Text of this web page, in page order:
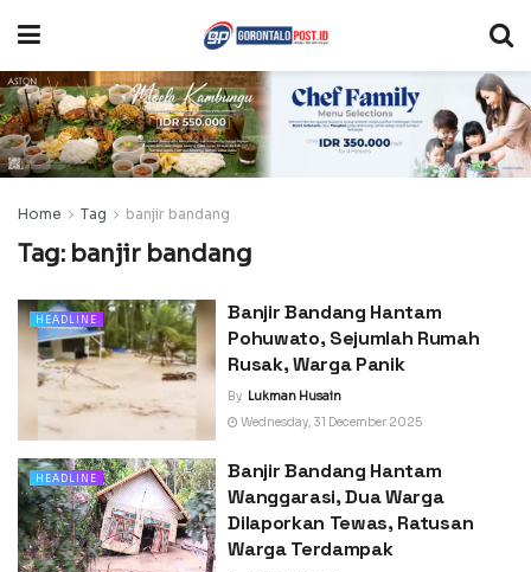
Home Tag banjir bandang
Tag: banjir bandang
HEADLINE
Banjir Bandang Hantam
Pohuwato, Sejumlah Rumah
Rusak, Warga Panik
By Lukman Husain
Wednesday, 31 December 2025
HEADLINE
Banjir Bandang Hantam
Wanggarasi, Dua Warga
Dilaporkan Tewas, Ratusan
Warga Terdampak